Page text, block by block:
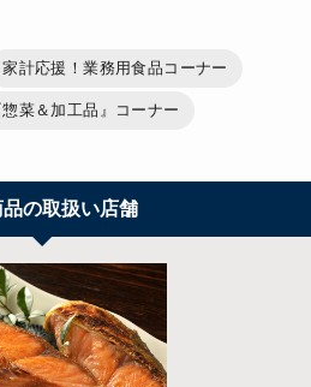
家計応援！業務用食品コーナー
菜＆加工品』コーナー
品の取扱い店舗